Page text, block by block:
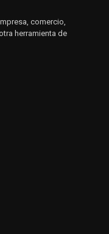
comercio,
herramienta de